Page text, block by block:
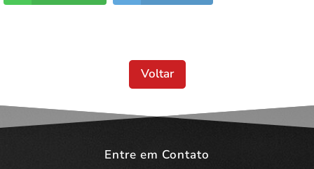
Voltar
Entre em Contato